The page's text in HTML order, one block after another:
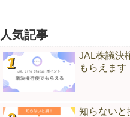
人気記事
JAL株議決
もらえます
知らないと